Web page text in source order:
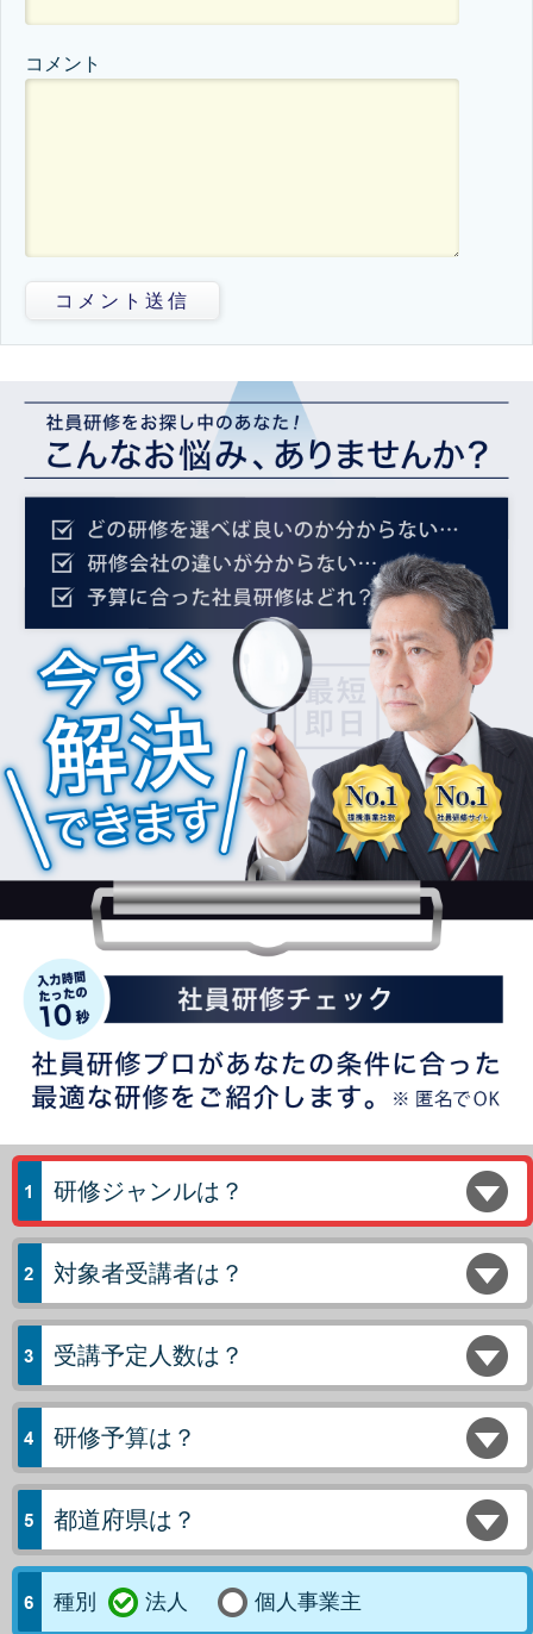
コメント
コメント送信
研修ジャンルは？
対象者受講者は？
受講予定人数は？
研修予算は？
都道府県は？
種別 法人 個人事業主